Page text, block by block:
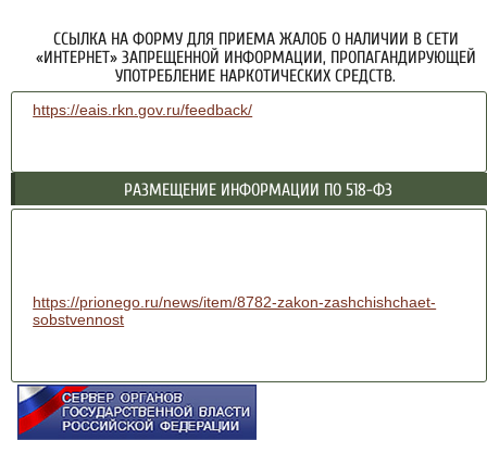
ССЫЛКА НА ФОРМУ ДЛЯ ПРИЕМА ЖАЛОБ О НАЛИЧИИ В СЕТИ
«ИНТЕРНЕТ» ЗАПРЕЩЕННОЙ ИНФОРМАЦИИ, ПРОПАГАНДИРУЮЩЕЙ
УПОТРЕБЛЕНИЕ НАРКОТИЧЕСКИХ СРЕДСТВ.
https://eais.rkn.gov.ru/feedback/
РАЗМЕЩЕНИЕ ИНФОРМАЦИИ ПО 518-ФЗ
https://prionego.ru/news/item/8782-zakon-zashchishchaet-
sobstvennost